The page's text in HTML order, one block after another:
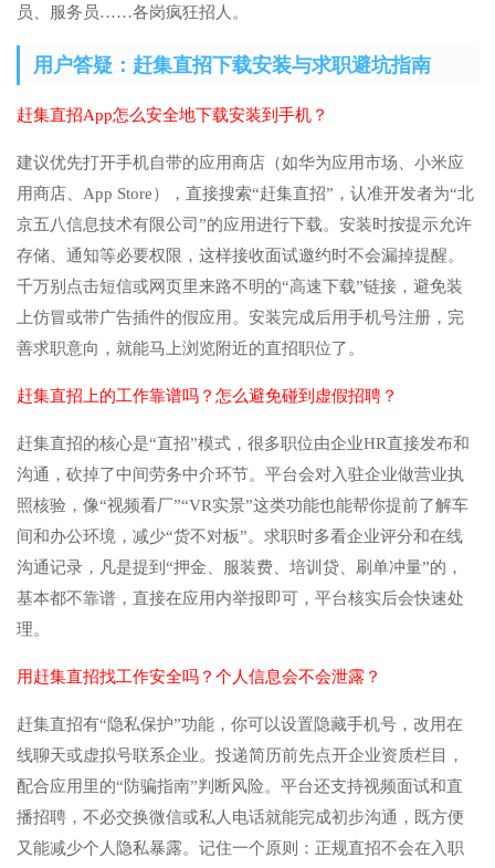
员、服务员……各岗疯狂招人。
用户答疑：赶集直招下载安装与求职避坑指南
赶集直招App怎么安全地下载安装到手机？
建议优先打开手机自带的应用商店（如华为应用市场、小米应
用商店、App Store），直接搜索“赶集直招”，认准开发者为“北
京五八信息技术有限公司”的应用进行下载。安装时按提示允许
存储、通知等必要权限，这样接收面试邀约时不会漏掉提醒。
千万别点击短信或网页里来路不明的“高速下载”链接，避免装
上仿冒或带广告插件的假应用。安装完成后用手机号注册，完
善求职意向，就能马上浏览附近的直招职位了。
赶集直招上的工作靠谱吗？怎么避免碰到虚假招聘？
赶集直招的核心是“直招”模式，很多职位由企业HR直接发布和
沟通，砍掉了中间劳务中介环节。平台会对入驻企业做营业执
照核验，像“视频看厂”“VR实景”这类功能也能帮你提前了解车
间和办公环境，减少“货不对板”。求职时多看企业评分和在线
沟通记录，凡是提到“押金、服装费、培训贷、刷单冲量”的，
基本都不靠谱，直接在应用内举报即可，平台核实后会快速处
理。
用赶集直招找工作安全吗？个人信息会不会泄露？
赶集直招有“隐私保护”功能，你可以设置隐藏手机号，改用在
线聊天或虚拟号联系企业。投递简历前先点开企业资质栏目，
配合应用里的“防骗指南”判断风险。平台还支持视频面试和直
播招聘，不必交换微信或私人电话就能完成初步沟通，既方便
又能减少个人隐私暴露。记住一个原则：正规直招不会在入职